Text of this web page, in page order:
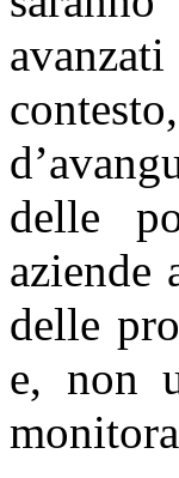
delle
aziende
delle
e, non